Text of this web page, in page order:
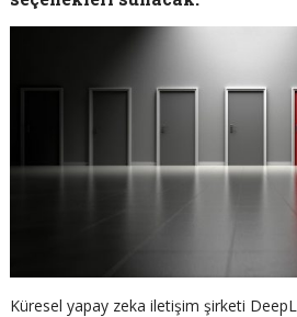
Küresel yapay zeka iletişim şirketi